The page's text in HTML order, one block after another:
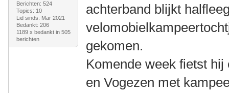
Berichten: 524
Topics: 10
Lid sinds: Mar 2021
Bedankt: 206
1189 x bedankt in 505
berichten
achterband blijkt
gekomen.
Komende week fietst hij
en Vogezen met